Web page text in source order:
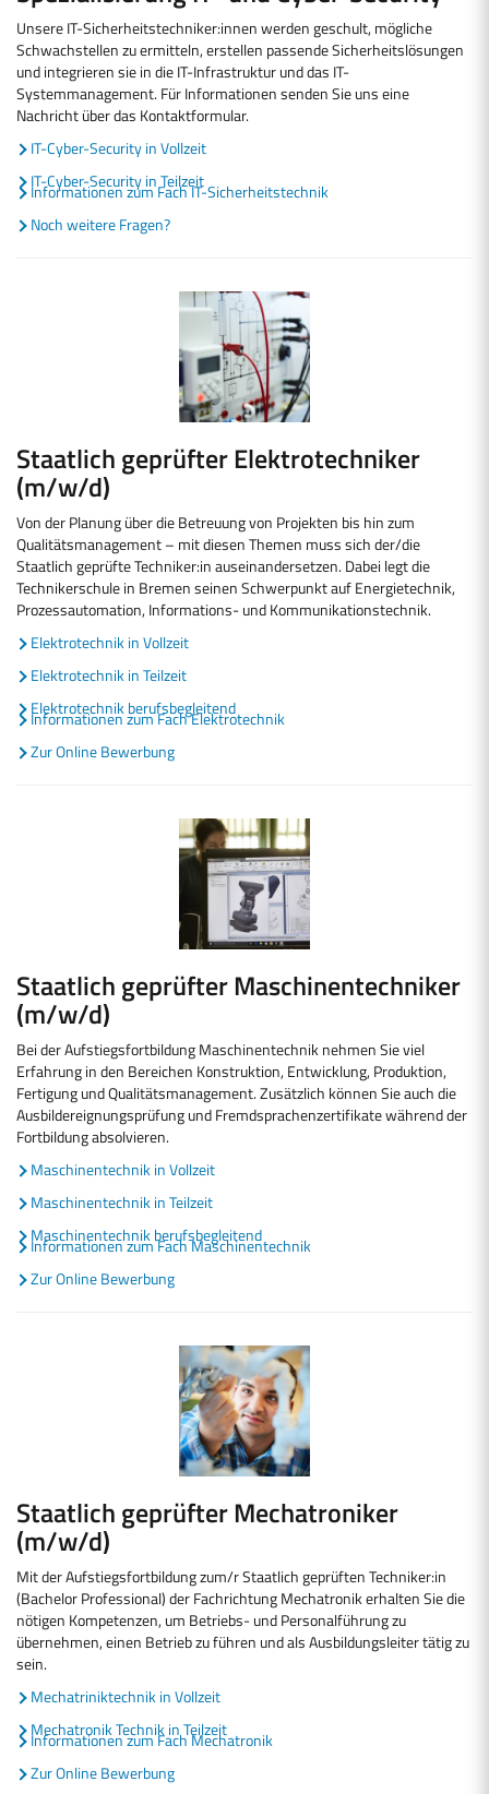
Unsere IT-Sicherheitstechniker:innen werden geschult, mögliche
Schwachstellen zu ermitteln, erstellen passende Sicherheitslösungen
und integrieren sie in die IT-Infrastruktur und das IT-
Systemmanagement. Für Informationen senden Sie uns eine
Nachricht über das Kontaktformular.
IT-Cyber-Security in Vollzeit
IT-Cyber-Security in Teilzeit
Informationen zum Fach IT-Sicherheitstechnik
Noch weitere Fragen?
Staatlich geprüfter Elektrotechniker
(m/w/d)
Von der Planung über die Betreuung von Projekten bis hin zum
Qualitätsmanagement – mit diesen Themen muss sich der/die
Staatlich geprüfte Techniker:in auseinandersetzen. Dabei legt die
Technikerschule in Bremen seinen Schwerpunkt auf Energietechnik,
Prozessautomation, Informations- und Kommunikationstechnik.
Elektrotechnik in Vollzeit
Elektrotechnik in Teilzeit
Elektrotechnik berufsbegleitend
Informationen zum Fach Elektrotechnik
Zur Online Bewerbung
Staatlich geprüfter Maschinentechniker
(m/w/d)
Bei der Aufstiegsfortbildung Maschinentechnik nehmen Sie viel
Erfahrung in den Bereichen Konstruktion, Entwicklung, Produktion,
Fertigung und Qualitätsmanagement. Zusätzlich können Sie auch die
Ausbildereignungsprüfung und Fremdsprachenzertifikate während der
Fortbildung absolvieren.
Maschinentechnik in Vollzeit
Maschinentechnik in Teilzeit
Maschinentechnik berufsbegleitend
Informationen zum Fach Maschinentechnik
Zur Online Bewerbung
Staatlich geprüfter Mechatroniker
(m/w/d)
Mit der Aufstiegsfortbildung zum/r Staatlich geprüften Techniker:in
(Bachelor Professional) der Fachrichtung Mechatronik erhalten Sie die
nötigen Kompetenzen, um Betriebs- und Personalführung zu
übernehmen, einen Betrieb zu führen und als Ausbildungsleiter tätig zu
sein.
Mechatriniktechnik in Vollzeit
Mechatronik Technik in Teilzeit
Informationen zum Fach Mechatronik
Zur Online Bewerbung